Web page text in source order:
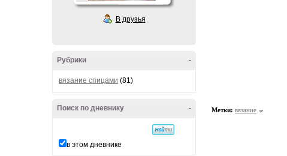
В друзья
-
Рубрики
вязание спицами (81)
-
Поиск по дневнику
в этом дневнике
Метки: вязание